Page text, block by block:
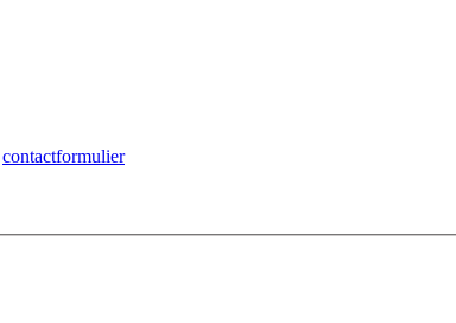
contactformulier